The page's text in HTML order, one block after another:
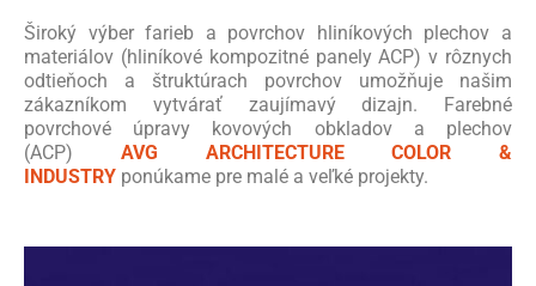
Široký výber farieb a povrchov hliníkových plechov a
materiálov (hliníkové kompozitné panely ACP) v rôznych
odtieňoch a štruktúrach povrchov umožňuje našim
zákazníkom vytvárať zaujímavý dizajn. Farebné
povrchové úpravy kovových obkladov a plechov
(ACP) AVG ARCHITECTURE COLOR &
INDUSTRY ponúkame pre malé a veľké projekty.